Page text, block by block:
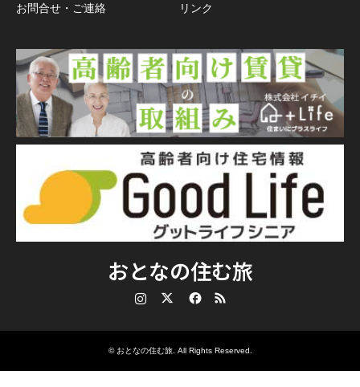
お問合せ・ご連絡 リンク
おとなの住む旅
RSS
© おとなの住む旅. All Rights Reserved.